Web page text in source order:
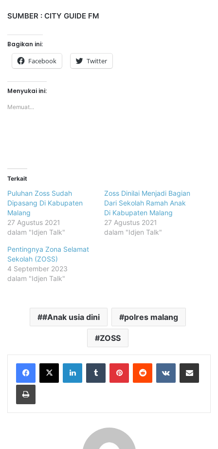
SUMBER : CITY GUIDE FM
Bagikan ini:
Facebook Twitter
Menyukai ini:
Memuat...
Terkait
Puluhan Zoss Sudah
Dipasang Di Kabupaten
Malang
27 Agustus 2021
dalam "Idjen Talk"
Zoss Dinilai Menjadi Bagian
Dari Sekolah Ramah Anak
Di Kabupaten Malang
27 Agustus 2021
dalam "Idjen Talk"
Pentingnya Zona Selamat
Sekolah (ZOSS)
4 September 2023
dalam "Idjen Talk"
#Anak usia dini polres malang
ZOSS
LinkedInTumblr PinterestReddit VKontakteShare via Email
Print